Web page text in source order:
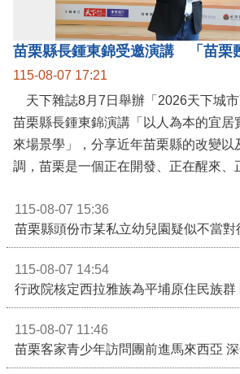
115-08-07 17:21
天下雜誌8月7日舉辦「2026天下城
苗栗縣長鍾東錦演講「以人為本的宜居
來場景學」，分享近年苗栗縣的改變以
115-08-07 15:36
苗栗縣頭份市某私立幼兒園疑似不當
115-08-07 14:54
115-08-07 11:46